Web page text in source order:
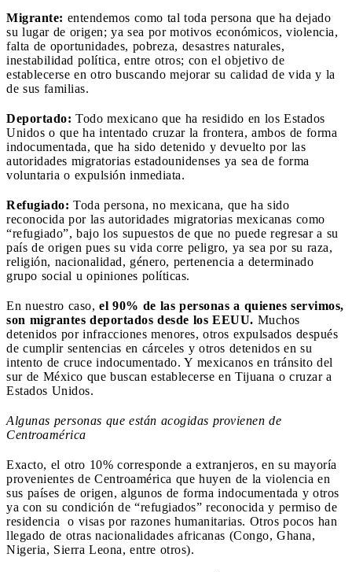
Migrante: entendemos como tal toda persona que ha dejado
su lugar de origen; ya sea por motivos económicos, violencia,
falta de oportunidades, pobreza, desastres naturales,
inestabilidad política, entre otros; con el objetivo de
establecerse en otro buscando mejorar su calidad de vida y la
de sus familias.
Deportado: Todo mexicano que ha residido en los Estados
Unidos o que ha intentado cruzar la frontera, ambos de forma
indocumentada, que ha sido detenido y devuelto por las
autoridades migratorias estadounidenses ya sea de forma
voluntaria o expulsión inmediata.
Refugiado: Toda persona, no mexicana, que ha sido
reconocida por las autoridades migratorias mexicanas como
“refugiado”, bajo los supuestos de que no puede regresar a su
país de origen pues su vida corre peligro, ya sea por su raza,
religión, nacionalidad, género, pertenencia a determinado
grupo social u opiniones políticas.
En nuestro caso, el 90% de las personas a quienes servimos,
son migrantes deportados desde los EEUU. Muchos
detenidos por infracciones menores, otros expulsados después
de cumplir sentencias en cárceles y otros detenidos en su
intento de cruce indocumentado. Y mexicanos en tránsito del
sur de México que buscan establecerse en Tijuana o cruzar a
Estados Unidos.
Algunas personas que están acogidas provienen de
Centroamérica
Exacto, el otro 10% corresponde a extranjeros, en su mayoría
provenientes de Centroamérica que huyen de la violencia en
sus países de origen, algunos de forma indocumentada y otros
ya con su condición de “refugiados” reconocida y permiso de
residencia o visas por razones humanitarias. Otros pocos han
llegado de otras nacionalidades africanas (Congo, Ghana,
Nigeria, Sierra Leona, entre otros).